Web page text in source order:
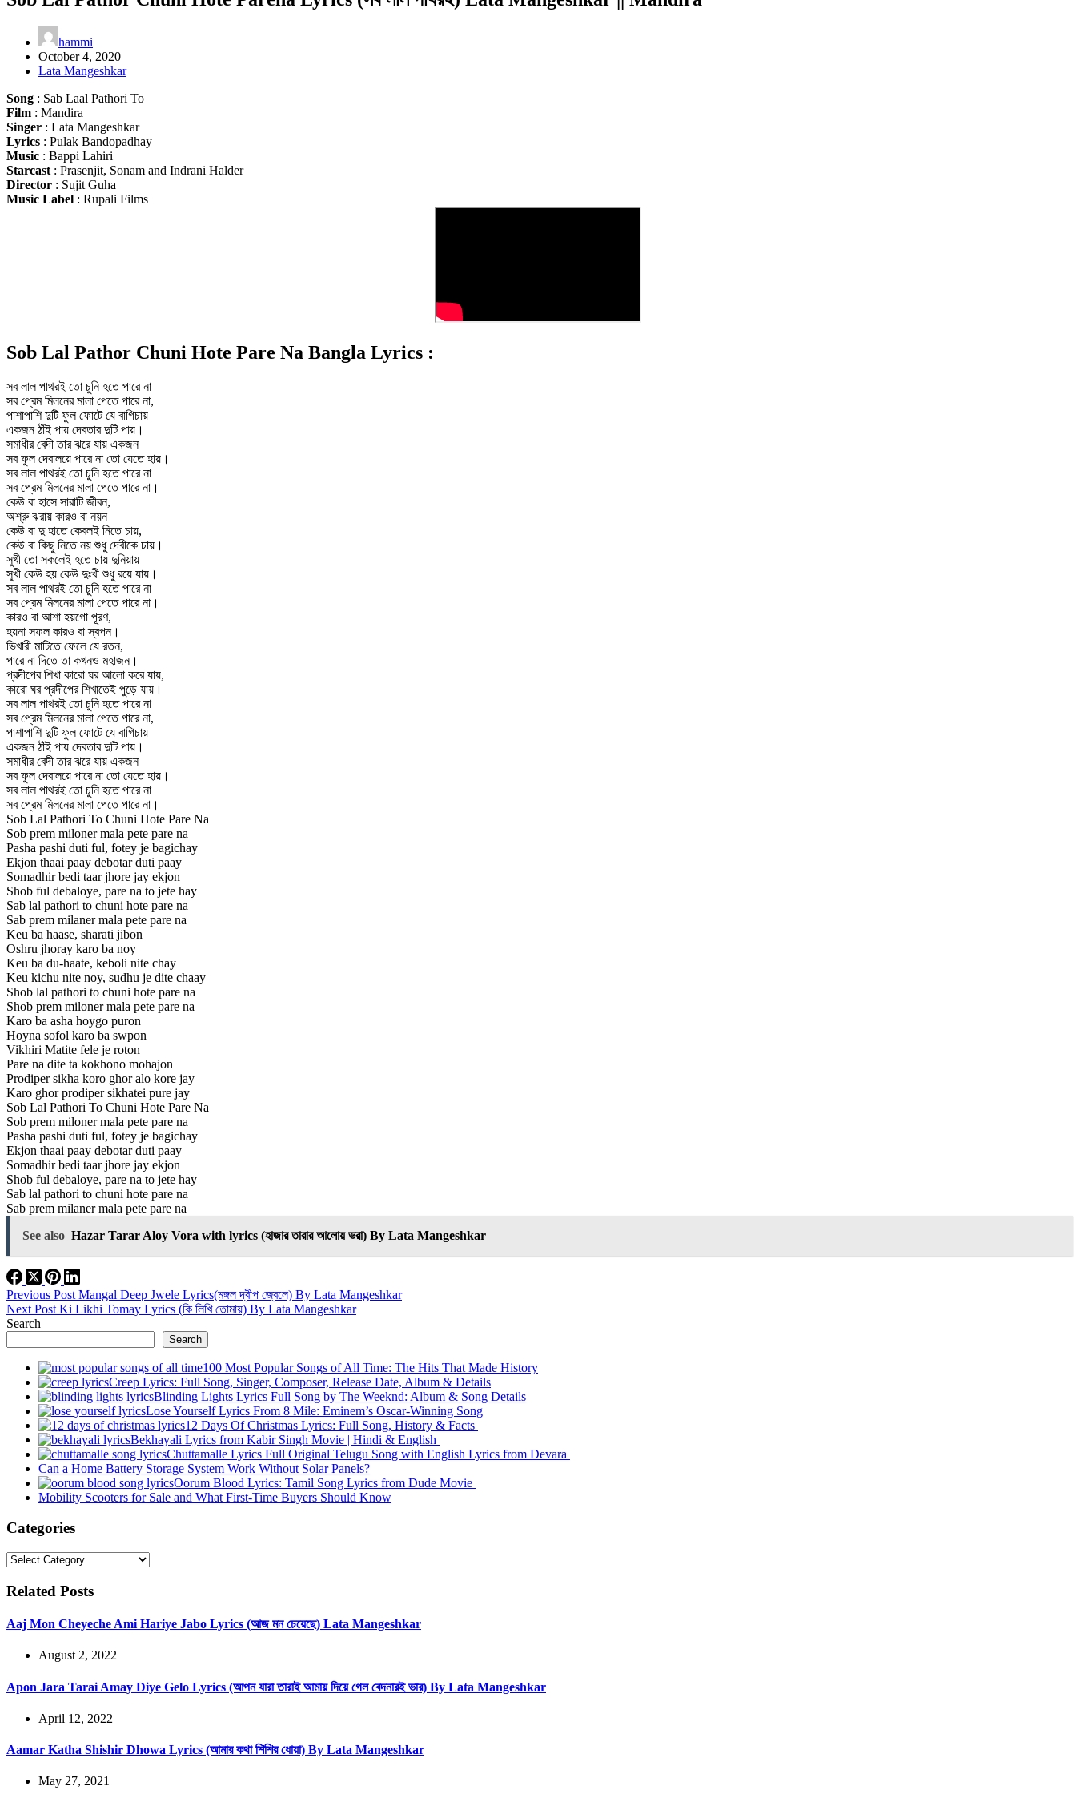
hammi
October 4, 2020
Lata Mangeshkar
Song : Sab Laal Pathori To
Film : Mandira
Singer : Lata Mangeshkar
Lyrics : Pulak Bandopadhay
Music : Bappi Lahiri
Starcast : Prasenjit, Sonam and Indrani Halder
Director : Sujit Guha
Music Label : Rupali Films
Sob Lal Pathor Chuni Hote Pare Na Bangla Lyrics :
সব লাল পাথরই তো চুনি হতে পারে না
সব প্রেম মিলনের মালা পেতে পারে না,
পাশাপাশি দুটি ফুল ফোটে যে বাগিচায়
একজন ঠাঁই পায় দেবতার দুটি পায়।
সমাধীর বেদী তার ঝরে যায় একজন
সব ফুল দেবালয়ে পারে না তো যেতে হায়।
সব লাল পাথরই তো চুনি হতে পারে না
সব প্রেম মিলনের মালা পেতে পারে না।
কেউ বা হাসে সারাটি জীবন,
অশ্রু ঝরায় কারও বা নয়ন
কেউ বা দু হাতে কেবলই নিতে চায়,
কেউ বা কিছু নিতে নয় শুধু দেবীকে চায়।
সুখী তো সকলেই হতে চায় দুনিয়ায়
সুখী কেউ হয় কেউ দুঃখী শুধু রয়ে যায়।
সব লাল পাথরই তো চুনি হতে পারে না
সব প্রেম মিলনের মালা পেতে পারে না।
কারও বা আশা হয়গো পূরণ,
হয়না সফল কারও বা স্বপন।
ভিখারী মাটিতে ফেলে যে রতন,
পারে না দিতে তা কখনও মহাজন।
প্রদীপের শিখা কারো ঘর আলো করে যায়,
কারো ঘর প্রদীপের শিখাতেই পুড়ে যায়।
সব লাল পাথরই তো চুনি হতে পারে না
সব প্রেম মিলনের মালা পেতে পারে না,
পাশাপাশি দুটি ফুল ফোটে যে বাগিচায়
একজন ঠাঁই পায় দেবতার দুটি পায়।
সমাধীর বেদী তার ঝরে যায় একজন
সব ফুল দেবালয়ে পারে না তো যেতে হায়।
সব লাল পাথরই তো চুনি হতে পারে না
সব প্রেম মিলনের মালা পেতে পারে না।
Sob Lal Pathori To Chuni Hote Pare Na
Sob prem miloner mala pete pare na
Pasha pashi duti ful, fotey je bagichay
Ekjon thaai paay debotar duti paay
Somadhir bedi taar jhore jay ekjon
Shob ful debaloye, pare na to jete hay
Sab lal pathori to chuni hote pare na
Sab prem milaner mala pete pare na
Keu ba haase, sharati jibon
Oshru jhoray karo ba noy
Keu ba du-haate, keboli nite chay
Keu kichu nite noy, sudhu je dite chaay
Shob lal pathori to chuni hote pare na
Shob prem miloner mala pete pare na
Karo ba asha hoygo puron
Hoyna sofol karo ba swpon
Vikhiri Matite fele je roton
Pare na dite ta kokhono mohajon
Prodiper sikha koro ghor alo kore jay
Karo ghor prodiper sikhatei pure jay
Sob Lal Pathori To Chuni Hote Pare Na
Sob prem miloner mala pete pare na
Pasha pashi duti ful, fotey je bagichay
Ekjon thaai paay debotar duti paay
Somadhir bedi taar jhore jay ekjon
Shob ful debaloye, pare na to jete hay
Sab lal pathori to chuni hote pare na
Sab prem milaner mala pete pare na
See also Hazar Tarar Aloy Vora with lyrics (হাজার তারার আলোয় ভরা) By Lata Mangeshkar
Previous Post Mangal Deep Jwele Lyrics(মঙ্গল দ্বীপ জ্বেলে) By Lata Mangeshkar
Next Post Ki Likhi Tomay Lyrics (কি লিখি তোমায়) By Lata Mangeshkar
Search
Search
100 Most Popular Songs of All Time: The Hits That Made History
Creep Lyrics: Full Song, Singer, Composer, Release Date, Album & Details
Blinding Lights Lyrics Full Song by The Weeknd: Album & Song Details
Lose Yourself Lyrics From 8 Mile: Eminem’s Oscar-Winning Song
12 Days Of Christmas Lyrics: Full Song, History & Facts
Bekhayali Lyrics from Kabir Singh Movie | Hindi & English
Chuttamalle Lyrics Full Original Telugu Song with English Lyrics from Devara
Can a Home Battery Storage System Work Without Solar Panels?
Oorum Blood Lyrics: Tamil Song Lyrics from Dude Movie
Mobility Scooters for Sale and What First-Time Buyers Should Know
Categories
Categories
Related Posts
Aaj Mon Cheyeche Ami Hariye Jabo Lyrics (আজ মন চেয়েছে) Lata Mangeshkar
August 2, 2022
Apon Jara Tarai Amay Diye Gelo Lyrics (আপন যারা তারাই আমায় দিয়ে গেল বেদনারই ভার) By Lata Mangeshkar
April 12, 2022
Aamar Katha Shishir Dhowa Lyrics (আমার কথা শিশির ধোয়া) By Lata Mangeshkar
May 27, 2021